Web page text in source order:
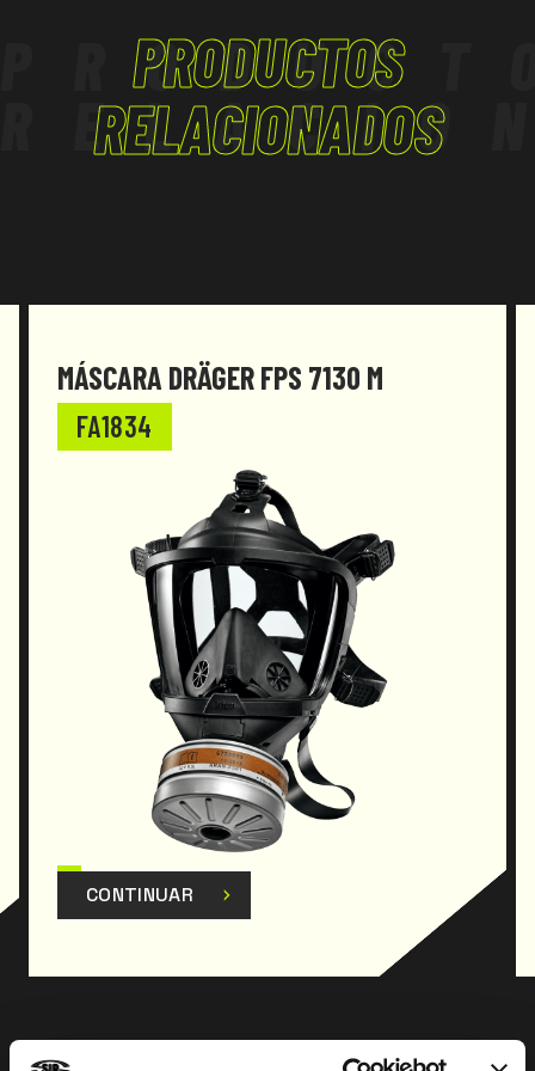
PRODUCTOS
RELACIONADOS
MÁSCARA DRÄGER FPS 7130 M
FA1834
CONTINUAR